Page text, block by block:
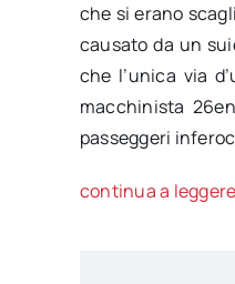
che si erano
causato da un
che l’unica via
macchinista
passeggeri
continua a leggere